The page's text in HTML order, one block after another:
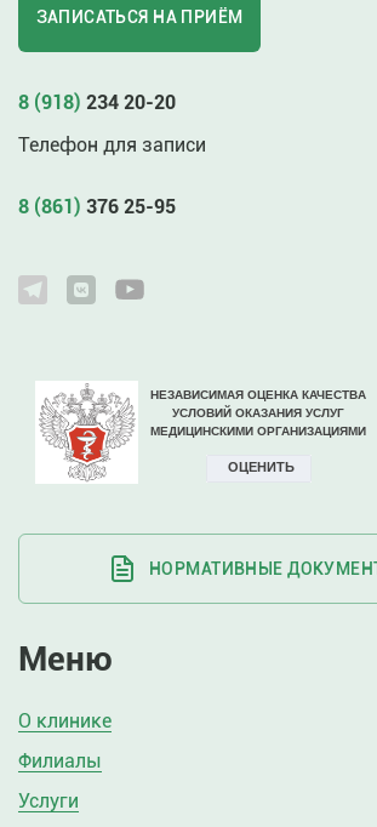
ЗАПИСАТЬСЯ НА ПРИЁМ
8 (918) 234 20-20
Телефон для записи
8 (861) 376 25-95
НОРМАТИВНЫЕ
Меню
О клинике
Филиалы
Услуги